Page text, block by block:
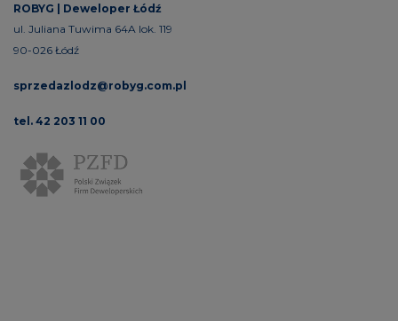
ROBYG | Deweloper Łódź
ul. Juliana Tuwima 64A lok. 119
90-026 Łódź
sprzedazlodz@robyg.com.pl
tel. 42 203 11 00